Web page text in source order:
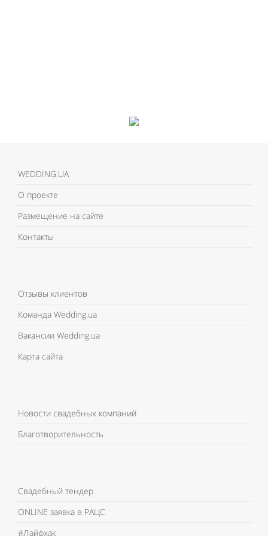
WEDDING.UA
О проекте
Размещение на сайте
Контакты
Отзывы клиентов
Команда Wedding.ua
Вакансии Wedding.ua
Карта сайта
Новости свадебных компаний
Благотворительность
Свадебный тендер
ONLINE заявка в РАЦС
#Лайфхак